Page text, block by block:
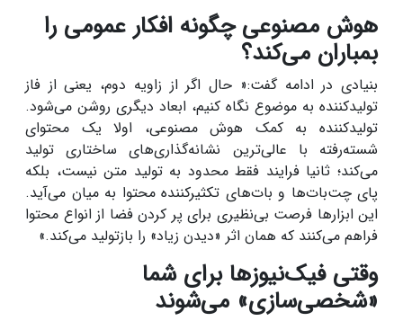
هوش مصنوعی چگونه افکار عمومی را
بمباران می‌کند؟
بنیادی در ادامه گفت:« حال اگر از زاویه دوم، یعنی از فاز
تولیدکننده به موضوع نگاه کنیم، ابعاد دیگری روشن می‌شود.
تولیدکننده به کمک هوش مصنوعی، اولا یک محتوای
شسته‌رفته با عالی‌ترین نشانه‌گذاری‌های ساختاری تولید
می‌کند؛ ثانیا فرایند فقط محدود به تولید متن نیست، بلکه
پای چت‌بات‌ها و بات‌های تکثیرکننده محتوا به میان می‌آید.
این ابزارها فرصت بی‌نظیری برای پر کردن فضا از انواع محتوا
فراهم می‌کنند که همان اثر «دیدن زیاد» را بازتولید می‌کند.»
وقتی فیک‌نیوزها برای شما
«شخصی‌سازی» می‌شوند